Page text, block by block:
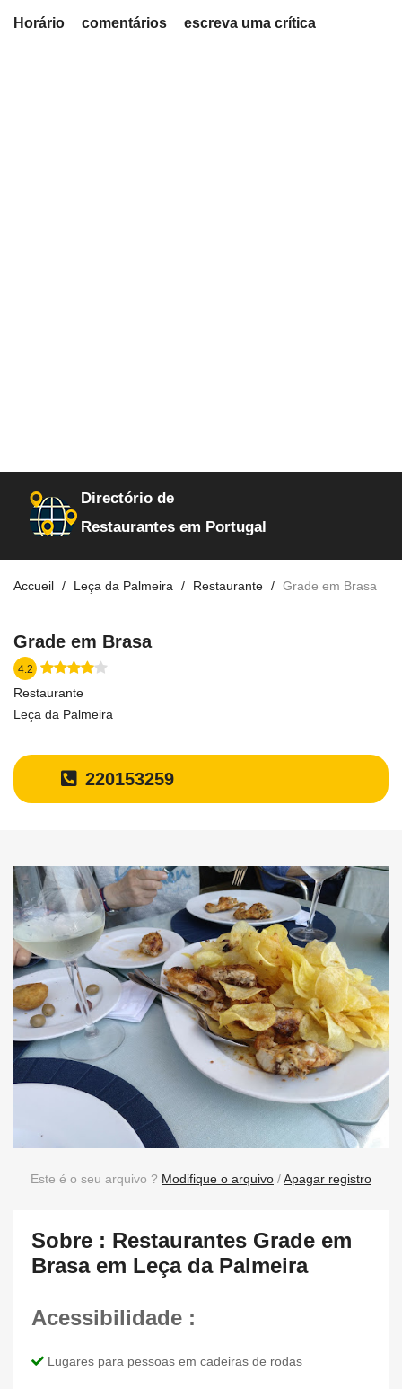
restaurantes
Directório de
Restaurantes em Portugal
Accueil Leça da Palmeira Restaurante Grade em Brasa
Grade em Brasa
4.2
Restaurante
Leça da Palmeira
220153259
Horário comentários escreva uma crítica
Este é o seu arquivo ? Modifique o arquivo /Apagar registro
Sobre : Restaurantes Grade em
Brasa em Leça da Palmeira
Acessibilidade :
Lugares para pessoas em cadeiras de rodas